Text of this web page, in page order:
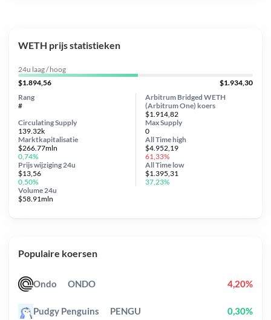
WETH prijs statistieken
24u laag / hoog
$1.894,56
$1.934,30
Arbitrum Bridged WETH
(Arbitrum One) koers
$1.914,82
Circulating Supply
139.32k
Prijs wijziging 24u
$13,56
0,50%
Max Supply
0
Marktkapitalisatie
$266.77mln
0,74%
Volume 24u
$58.91mln
Rang
#
All Timehigh
$4.952,19
61,33%
All Time low
$1.395,31
37,23%
Populaire koersen
Ondo ONDO 4,20%
Pudgy Penguins PENGU 0,30%